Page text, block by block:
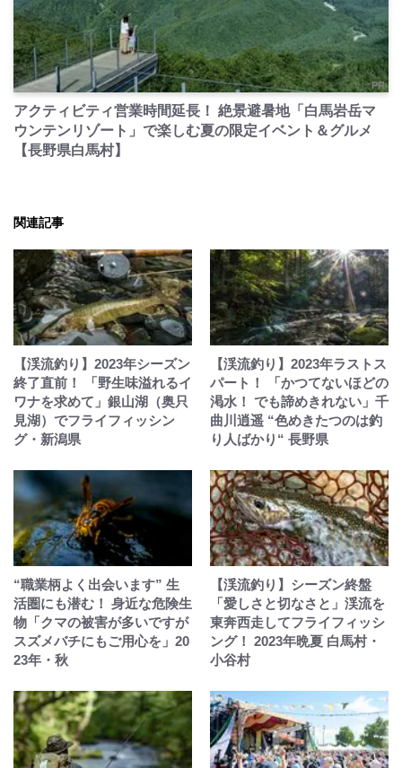
PR
アクティビティ営業時間延長！ 絶景避暑地「白馬岩岳マ
ウンテンリゾート」で楽しむ夏の限定イベント＆グルメ
【長野県白馬村】
関連記事
【渓流釣り】2023年シーズン
終了直前！ 「野生味溢れるイ
ワナを求めて」銀山湖（奥只
見湖）でフライフィッシン
グ・新潟県
【渓流釣り】2023年ラストス
パート！ 「かつてないほどの
渇水！ でも諦めきれない」千
曲川逍遥 “色めきたつのは釣
り人ばかり“ 長野県
“職業柄よく出会います” 生
活圏にも潜む！ 身近な危険生
物「クマの被害が多いですが
スズメバチにもご用心を」20
23年・秋
【渓流釣り】シーズン終盤
「愛しさと切なさと」渓流を
東奔西走してフライフィッシ
ング！ 2023年晩夏 白馬村・
小谷村